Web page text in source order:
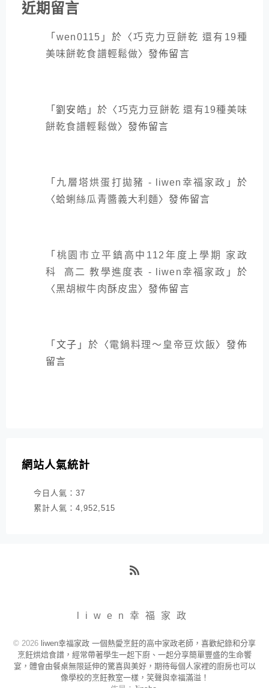
近期留言
「wen0115 」於〈巧克力豆餅乾 還有19種
美味餅乾食譜輕鬆做〉發佈留言
「劉安皓 」於〈巧克力豆餅乾 還有19種美味
餅乾食譜輕鬆做〉發佈留言
「 九層塔烘蛋打拋豬 - liwen幸福家政 」於
〈蛤蜊絲瓜青醬義大利麵〉發佈留言
「 桃園市立平鎮高中112年度上學期 家政
科 高二 教學進度表 - liwen幸福家政 」於
〈黑胡椒牛肉酥皮盅 〉發佈留言
「 文子 」於〈電鍋料理～皇帝豆炊飯〉發佈
留言
網站人氣統計
今日人氣： 37
累計人氣： 4,952,515
liwen幸福家政
© 2026 liwen幸福家政 一個熱愛烹飪的高中家政老師，喜歡紀錄和分享
烹飪烘焙食譜，經常帶著學生一起下廚、一起分享簡單豐盛的生命饗
宴，體會由餐桌無限延伸的驚喜與美好，期待每個人家裡的廚房也可以
像學校的烹飪教室一樣，笑聲與幸福滿溢！